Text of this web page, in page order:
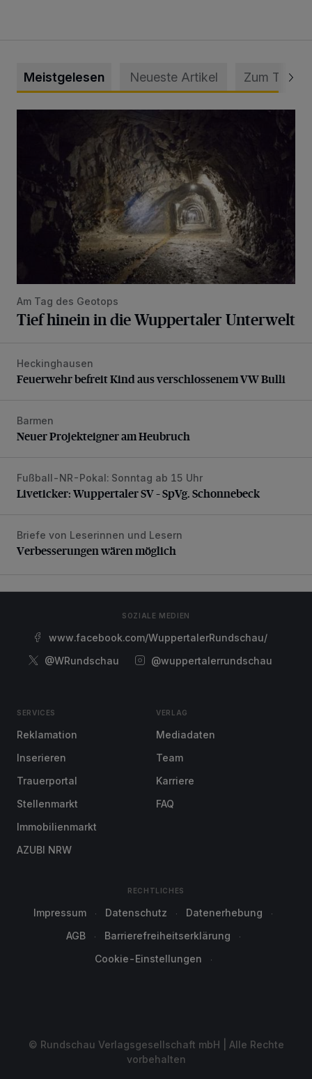
Meistgelesen Neueste Artikel Zum Thema
Am Tag des Geotops
Tief hinein in die Wuppertaler Unterwelt
Feuerwehr befreit Kind aus verschlossenem VW Bulli
Heckinghausen
Feuerwehr befreit Kind aus verschlossenem VW Bulli
Neuer Projekteigner am Heubruch
Barmen
Neuer Projekteigner am Heubruch
Liveticker: Wuppertaler SV – SpVg. Schonnebeck
Fußball-NR-Pokal: Sonntag ab 15 Uhr
Liveticker: Wuppertaler SV – SpVg. Schonnebeck
Verbesserungen wären möglich
Briefe von Leserinnen und Lesern
Verbesserungen wären möglich
SOZIALE MEDIEN
www.facebook.com/WuppertalerRundschau/
@WRundschau
@wuppertalerrundschau
SERVICES
Reklamation
Inserieren
Trauerportal
Stellenmarkt
Immobilienmarkt
AZUBI NRW
VERLAG
Mediadaten
Team
Karriere
FAQ
RECHTLICHES
Impressum Datenschutz
Datenerhebung
AGB
Barrierefreiheitserklärung
Cookie-Einstellungen
© Rundschau Verlagsgesellschaft mbH | Alle Rechte
vorbehalten